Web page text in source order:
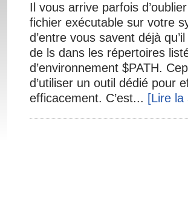
Il vous arrive parfois
fichier exécutable sur votre
d’entre vous savent déjà
de ls dans les répertoires
d’environnement $PATH.
d’utiliser un outil dédié pour
efficacement. C’est... [Lire la